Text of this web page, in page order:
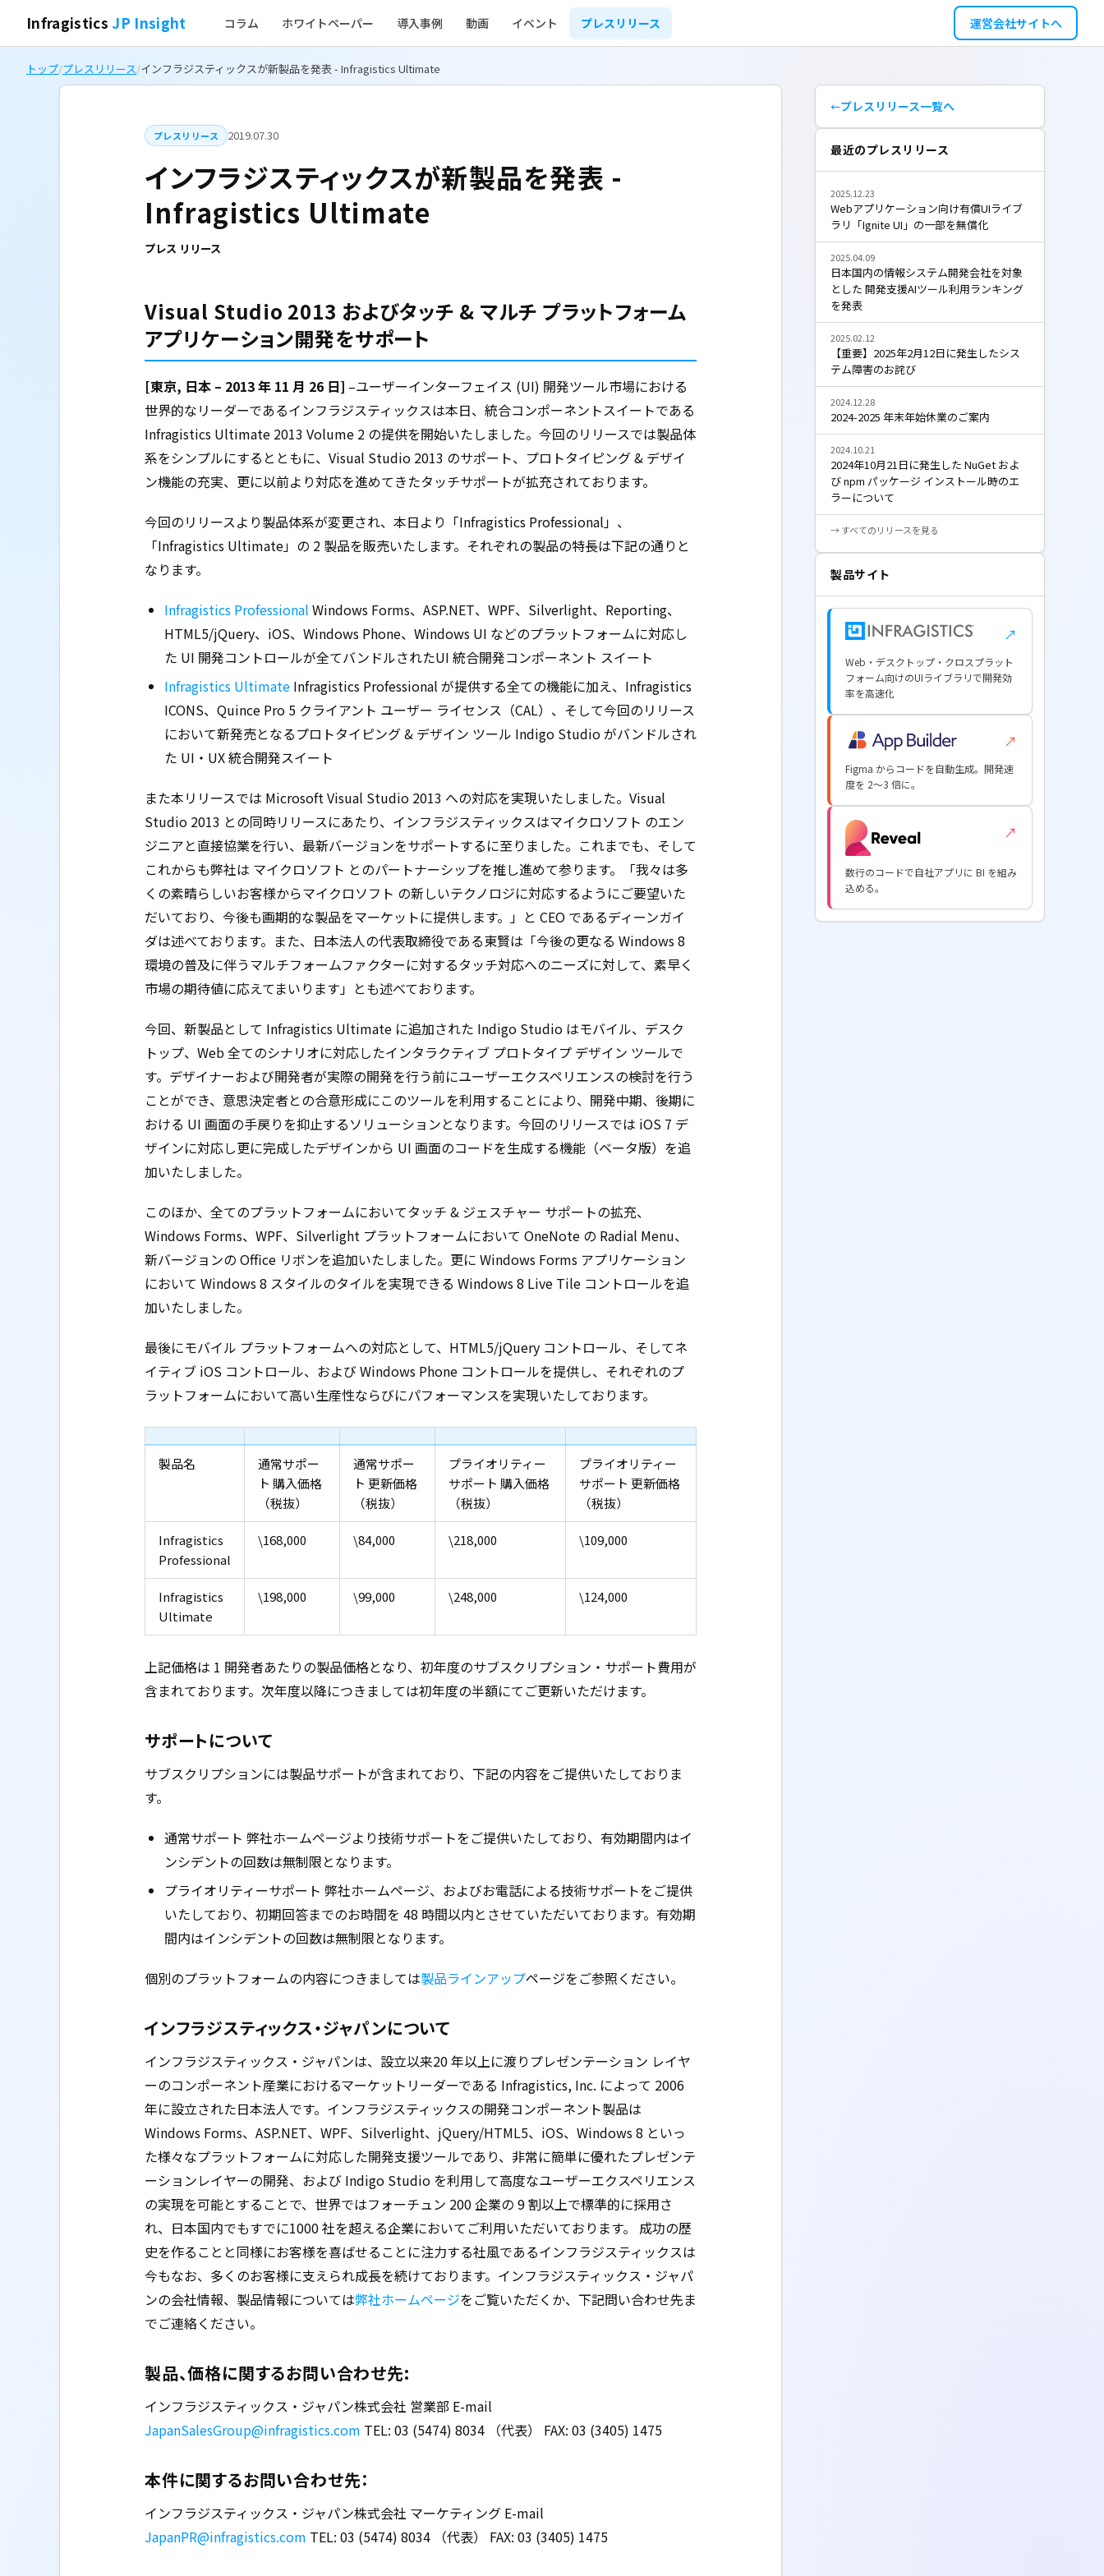
Infragistics JP Insight コラム ホワイトペーパー 導入事例 動画 イベント プレスリリース 運営会社サイトへ
トップ/プレスリリース/インフラジスティックスが新製品を発表 - Infragistics Ultimate
プレスリリース 2019.07.30
インフラジスティックスが新製品を発表 -
Infragistics Ultimate
プレス リリース
Visual Studio 2013 およびタッチ & マルチ プラットフォーム
アプリケーション開発をサポート
[東京, 日本 – 2013 年 11 月 26 日] –ユーザーインターフェイス (UI) 開発ツール市場における
世界的なリーダーであるインフラジスティックスは本日、統合コンポーネントスイートである
Infragistics Ultimate 2013 Volume 2 の提供を開始いたしました。今回のリリースでは製品体
系をシンプルにするとともに、Visual Studio 2013 のサポート、プロトタイピング & デザイ
ン機能の充実、更に以前より対応を進めてきたタッチサポートが拡充されております。
今回のリリースより製品体系が変更され、本日より「Infragistics Professional」、
「Infragistics Ultimate」の 2 製品を販売いたします。それぞれの製品の特長は下記の通りと
なります。
Infragistics Professional Windows Forms、ASP.NET、WPF、Silverlight、Reporting、
HTML5/jQuery、iOS、Windows Phone、Windows UI などのプラットフォームに対応し
た UI 開発コントロールが全てバンドルされたUI 統合開発コンポーネント スイート
Infragistics Ultimate Infragistics Professional が提供する全ての機能に加え、Infragistics
ICONS、Quince Pro 5 クライアント ユーザー ライセンス（CAL）、そして今回のリリース
において新発売となるプロトタイピング & デザイン ツール Indigo Studio がバンドルされ
た UI・UX 統合開発スイート
また本リリースでは Microsoft Visual Studio 2013 への対応を実現いたしました。Visual
Studio 2013 との同時リリースにあたり、インフラジスティックスはマイクロソフト のエン
ジニアと直接協業を行い、最新バージョンをサポートするに至りました。これまでも、そして
これからも弊社は マイクロソフト とのパートナーシップを推し進めて参ります。「我々は多
くの素晴らしいお客様からマイクロソフト の新しいテクノロジに対応するようにご要望いた
だいており、今後も画期的な製品をマーケットに提供します。」と CEO であるディーンガイ
ダは述べております。また、日本法人の代表取締役である東賢は「今後の更なる Windows 8
環境の普及に伴うマルチフォームファクターに対するタッチ対応へのニーズに対して、素早く
市場の期待値に応えてまいります」とも述べております。
今回、新製品として Infragistics Ultimate に追加された Indigo Studio はモバイル、デスク
トップ、Web 全てのシナリオに対応したインタラクティブ プロトタイプ デザイン ツールで
す。デザイナーおよび開発者が実際の開発を行う前にユーザーエクスペリエンスの検討を行う
ことができ、意思決定者との合意形成にこのツールを利用することにより、開発中期、後期に
おける UI 画面の手戻りを抑止するソリューションとなります。今回のリリースでは iOS 7 デ
ザインに対応し更に完成したデザインから UI 画面のコードを生成する機能（ベータ版）を追
加いたしました。
このほか、全てのプラットフォームにおいてタッチ & ジェスチャー サポートの拡充、
Windows Forms、WPF、Silverlight プラットフォームにおいて OneNote の Radial Menu、
新バージョンの Office リボンを追加いたしました。更に Windows Forms アプリケーション
において Windows 8 スタイルのタイルを実現できる Windows 8 Live Tile コントロールを追
加いたしました。
最後にモバイル プラットフォームへの対応として、HTML5/jQuery コントロール、そしてネ
イティブ iOS コントロール、および Windows Phone コントロールを提供し、それぞれのプ
ラットフォームにおいて高い生産性ならびにパフォーマンスを実現いたしております。
製品名
通常サポー
ト 購入価格
（税抜）
通常サポー
ト 更新価格
（税抜）
プライオリティー
サポート 購入価格
（税抜）
プライオリティー
サポート 更新価格
（税抜）
Infragistics
Professional
\168,000 \84,000 \218,000 \109,000
Infragistics
Ultimate
\198,000 \99,000 \248,000 \124,000
上記価格は 1 開発者あたりの製品価格となり、初年度のサブスクリプション・サポート費用が
含まれております。次年度以降につきましては初年度の半額にてご更新いただけます。
サポートについて
サブスクリプションには製品サポートが含まれており、下記の内容をご提供いたしておりま
す。
通常サポート 弊社ホームページより技術サポートをご提供いたしており、有効期間内はイ
ンシデントの回数は無制限となります。
プライオリティーサポート 弊社ホームページ、およびお電話による技術サポートをご提供
いたしており、初期回答までのお時間を 48 時間以内とさせていただいております。有効期
間内はインシデントの回数は無制限となります。
個別のプラットフォームの内容につきましては製品ラインアップページをご参照ください。
インフラジスティックス・ジャパンについて
インフラジスティックス・ジャパンは、設立以来20 年以上に渡りプレゼンテーション レイヤ
ーのコンポーネント産業におけるマーケットリーダーである Infragistics, Inc. によって 2006
年に設立された日本法人です。インフラジスティックスの開発コンポーネント製品は
Windows Forms、ASP.NET、WPF、Silverlight、jQuery/HTML5、iOS、Windows 8 といっ
た様々なプラットフォームに対応した開発支援ツールであり、非常に簡単に優れたプレゼンテ
ーションレイヤーの開発、および Indigo Studio を利用して高度なユーザーエクスペリエンス
の実現を可能とすることで、世界ではフォーチュン 200 企業の 9 割以上で標準的に採用さ
れ、日本国内でもすでに1000 社を超える企業においてご利用いただいております。 成功の歴
史を作ることと同様にお客様を喜ばせることに注力する社風であるインフラジスティックスは
今もなお、多くのお客様に支えられ成長を続けております。インフラジスティックス・ジャパ
ンの会社情報、製品情報については弊社ホームページをご覧いただくか、下記問い合わせ先ま
でご連絡ください。
製品、価格に関するお問い合わせ先:
インフラジスティックス・ジャパン株式会社 営業部 E-mail
JapanSalesGroup@infragistics.com TEL: 03 (5474) 8034 （代表） FAX: 03 (3405) 1475
本件に関するお問い合わせ先：
インフラジスティックス・ジャパン株式会社 マーケティング E-mail
JapanPR@infragistics.com TEL: 03 (5474) 8034 （代表） FAX: 03 (3405) 1475
プレスリリース一覧へ
最近のプレスリリース
2025.12.23
Webアプリケーション向け有償UIライブ
ラリ「Ignite UI」の一部を無償化
2025.04.09
日本国内の情報システム開発会社を対象
とした 開発支援AIツール利用ランキング
を発表
2025.02.12
【重要】2025年2月12日に発生したシス
テム障害のお詫び
2024.12.28
2024-2025 年末年始休業のご案内
2024.10.21
2024年10月21日に発生した NuGet およ
び npm パッケージ インストール時のエ
ラーについて
→ すべてのリリースを見る
製品サイト
↗
Web・デスクトップ・クロスプラット
フォーム向けのUIライブラリで開発効
率を高速化
↗
Figma からコードを自動生成。開発速
度を 2〜3 倍に。
↗
数行のコードで自社アプリに BI を組み
込める。